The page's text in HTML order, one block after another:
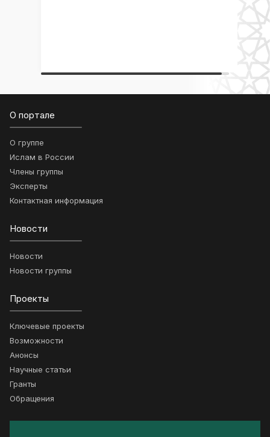
О портале
О группе
Ислам в России
Члены группы
Эксперты
Контактная информация
Новости
Новости
Новости группы
Проекты
Ключевые проекты
Возможности
Анонсы
Научные статьи
Гранты
Обращения